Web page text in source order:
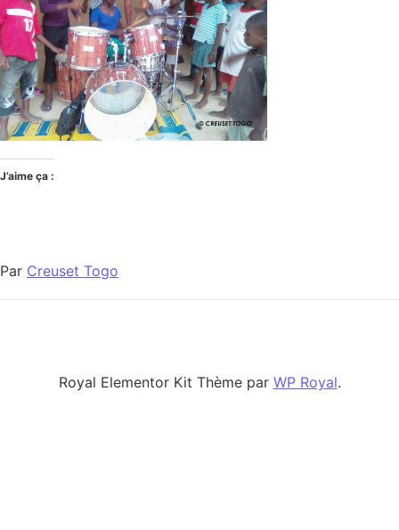
J’aime ça :
Par Creuset Togo
Royal Elementor Kit Thème par WP Royal.